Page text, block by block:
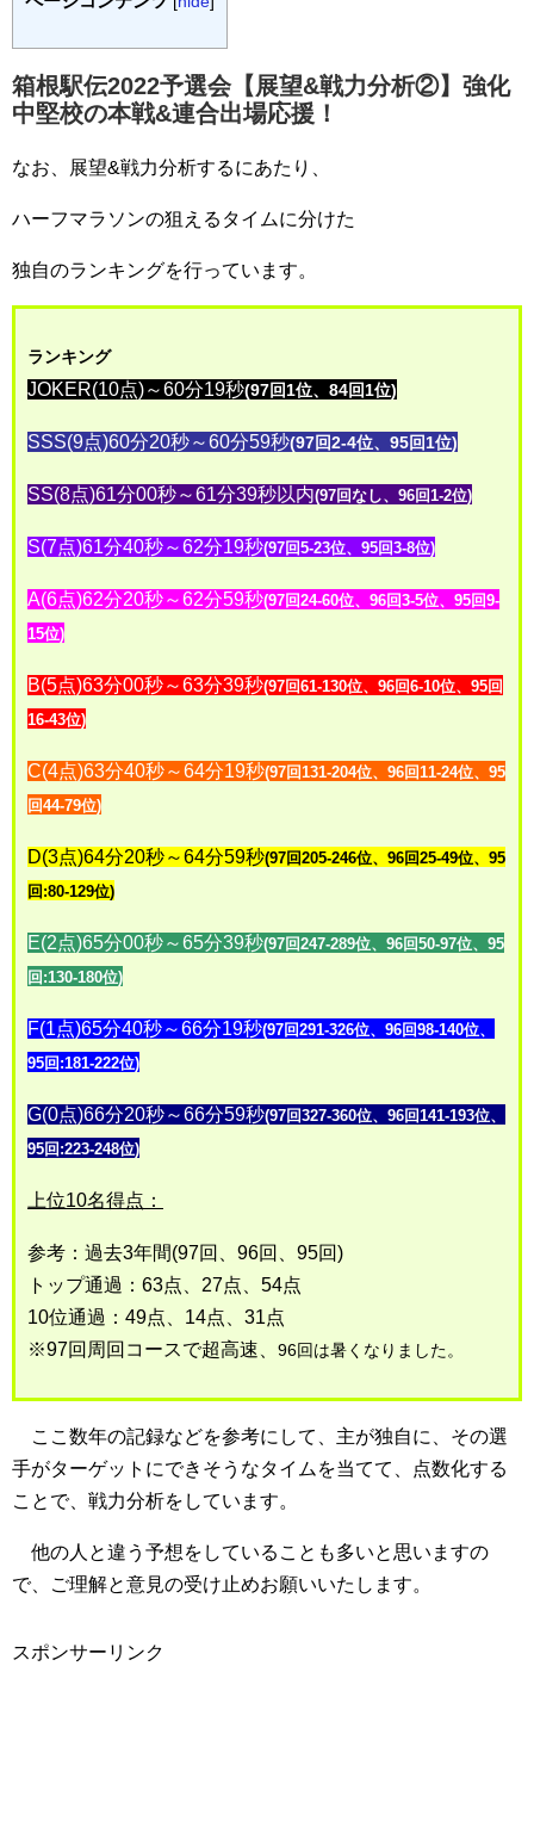
箱根駅伝2022予選会【展望&戦力分析②】強化
中堅校の本戦&連合出場応援！
なお、展望&戦力分析するにあたり、
ハーフマラソンの狙えるタイムに分けた
独自のランキングを行っています。
ランキング
JOKER(10点)～60分19秒(97回1位、84回1位)
SSS(9点)60分20秒～60分59秒(97回2-4位、95回1位)
SS(8点)61分00秒～61分39秒以内(97回なし、96回1-2位)
S(7点)61分40秒～62分19秒(97回5-23位、95回3-8位)
A(6点)62分20秒～62分59秒(97回24-60位、96回3-5位、95回9-
15位)
B(5点)63分00秒～63分39秒(97回61-130位、96回6-10位、95回
16-43位)
C(4点)63分40秒～64分19秒(97回131-204位、96回11-24位、95
回44-79位)
D(3点)64分20秒～64分59秒(97回205-246位、96回25-49位、95
回:80-129位)
E(2点)65分00秒～65分39秒(97回247-289位、96回50-97位、95
回:130-180位)
F(1点)65分40秒～66分19秒(97回291-326位、96回98-140位、
95回:181-222位)
G(0点)66分20秒～66分59秒(97回327-360位、96回141-193位、
95回:223-248位)
上位10名得点：
参考：過去3年間(97回、96回、95回)
トップ通過：63点、27点、54点
10位通過：49点、14点、31点
※97回周回コースで超高速、 96回は暑くなりました。
ここ数年の記録などを参考にして、主が独自に、その選
手がターゲットにできそうなタイムを当てて、点数化する
ことで、戦力分析をしています。
他の人と違う予想をしていることも多いと思いますの
で、ご理解と意見の受け止めお願いいたします。
スポンサーリンク